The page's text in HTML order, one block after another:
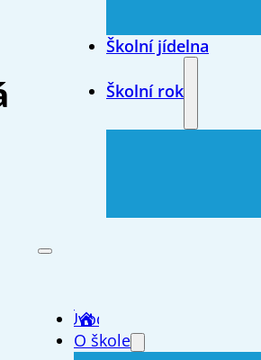
Školní jídelna
Školní rok
Úvod
O škole